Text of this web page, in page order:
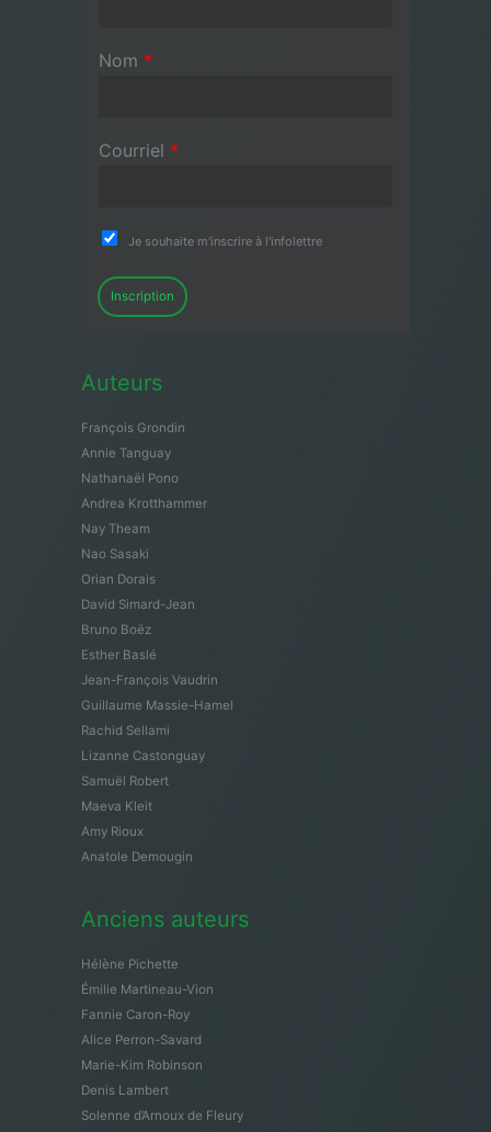
Nom *
Courriel *
Je souhaite m'inscrire à l'infolettre
Inscription
Auteurs
François Grondin
Annie Tanguay
Nathanaël Pono
Andrea Krotthammer
Nay Theam
Nao Sasaki
Orian Dorais
David Simard-Jean
Bruno Boëz
Esther Baslé
Jean-François Vaudrin
Guillaume Massie-Hamel
Rachid Sellami
Lizanne Castonguay
Samuël Robert
Maeva Kleit
Amy Rioux
Anatole Demougin
Anciens auteurs
Hélène Pichette
Émilie Martineau-Vion
Fannie Caron-Roy
Alice Perron-Savard
Marie-Kim Robinson
Denis Lambert
Solenne d’Arnoux de Fleury